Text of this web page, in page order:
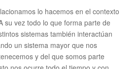
lo hacemos en el contexto
su vez todo lo que forma parte de
sistemas también interactúan
un sistema mayor que nos
y del que somos parte